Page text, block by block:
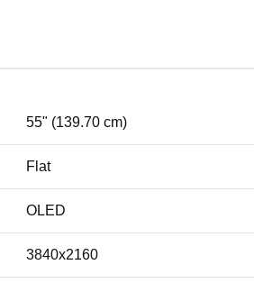
55" (139.70 cm)
Flat
OLED
3840x2160